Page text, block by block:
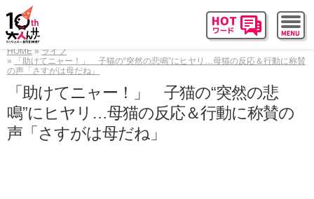
HOME
ライフ
「助けてニャー！」 子猫の“突然の悲鳴”にヒヤリ…母猫の反応＆行動に称賛
の声「さすがは母だね」
「助けてニャー！」 子猫の“突然の悲
鳴”にヒヤリ…母猫の反応＆行動に称賛の
声「さすがは母だね」